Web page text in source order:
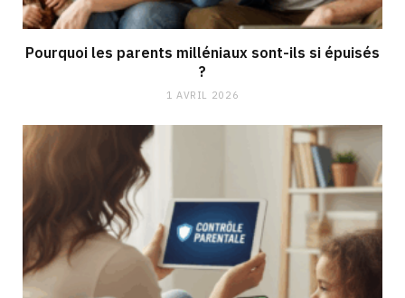
Pourquoi les parents milléniaux sont-ils si épuisés
?
1 AVRIL 2026